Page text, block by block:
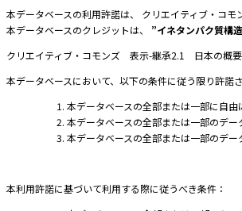
本データベースの利用許諾は、 クリエイティブ・コ
本データベースのクレジットは、 ”イネタンパク質構
クリエイティブ・コモンズ 表示-継承2.1 日本の概
本データベースにおいて、以下の条件に従う限り許諾
本データベースの全部または一部に自由
本データベースの全部または一部のデー
本データベースの全部または一部のデ
本利用許諾に基づいて利用する際に従うべき条件：